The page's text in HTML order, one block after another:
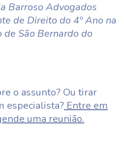
Barroso Advogados
de Direito do 4º Ano na
São Bernardo do
o assunto? Ou tirar
especialista? Entre em
uma reunião.